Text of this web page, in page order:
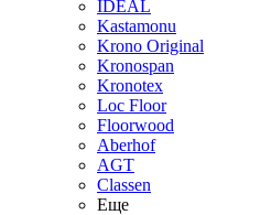
IDEAL
Kastamonu
Krono Original
Kronospan
Kronotex
Loc Floor
Floorwood
Aberhof
AGT
Classen
Еще